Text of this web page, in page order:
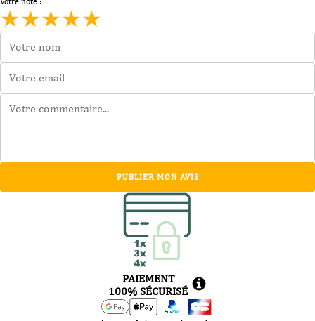
★★★★★
PUBLIER MON AVIS
PAIEMENT
100% SÉCURISÉ